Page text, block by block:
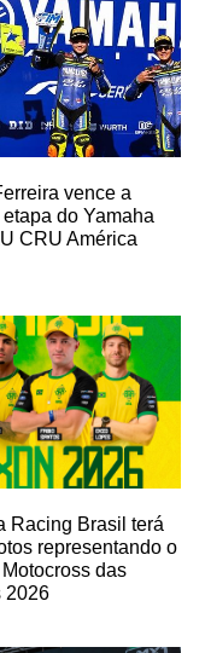
vence a
do Yamaha
CRU América
Racing Brasil terá
representando o
das
2026